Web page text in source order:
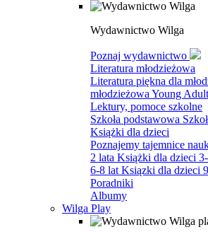
Wydawnictwo Wilga
Poznaj wydawnictwo
Literatura młodzieżowa
Literatura piękna dla
młodzieżowa Young Adult
Lektury, pomoce szkolne
Szkoła podstawowa
Książki dla dzieci
Poznajemy tajemnice
2 lata Książki dla dzieci
6-8 lat Ksiązki dla dzieci
Poradniki
Albumy
Wilga Play